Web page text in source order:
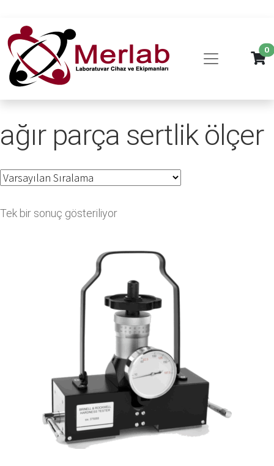
0
ağır parça sertlik ölçer
Tek bir sonuç gösteriliyor